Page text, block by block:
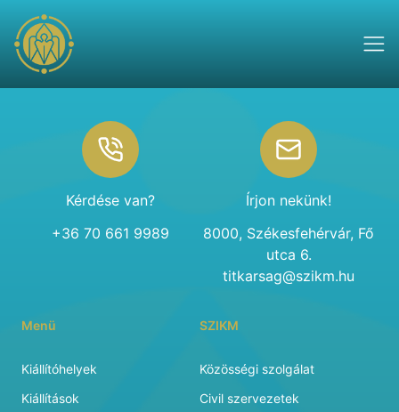
Kérdése van?
+36 70 661 9989
Írjon nekünk!
8000, Székesfehérvár, Fő
utca 6.
titkarsag@szikm.hu
Menü
Kiállítóhelyek
Kiállítások
SZIKM
Közösségi szolgálat
Civil szervezetek